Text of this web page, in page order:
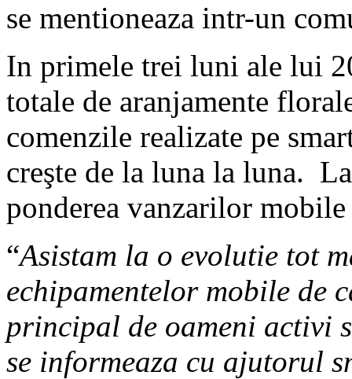
se mentioneaza intr-un
In primele trei luni ale lui
totale de aranjamente
comenzile realizate pe
creşte de la luna la luna.
ponderea vanzarilor
“Asistam la o evolutie tot
echipamentelor mobile
principal de oameni activi
se informeaza cu ajutorul